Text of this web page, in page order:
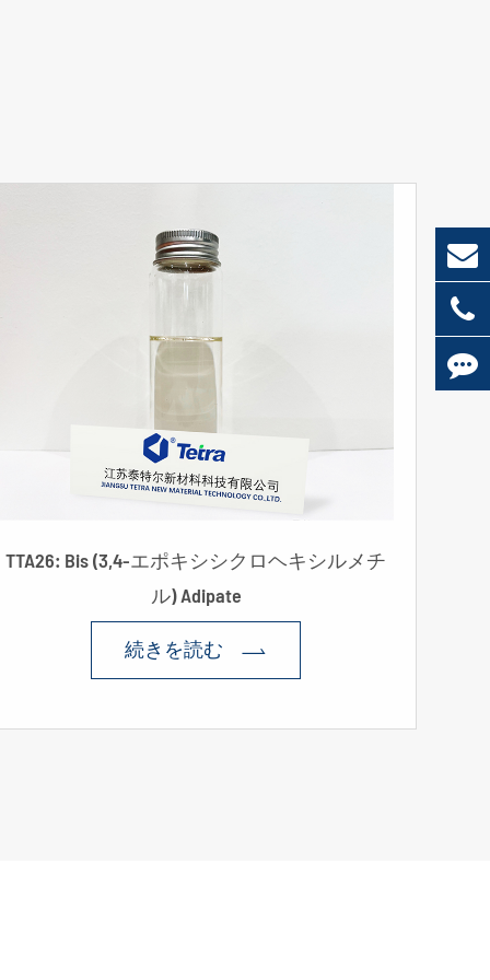
TTA26: Bis (3,4-エポキシシクロヘキシルメチ
ル) Adipate
続きを読む 